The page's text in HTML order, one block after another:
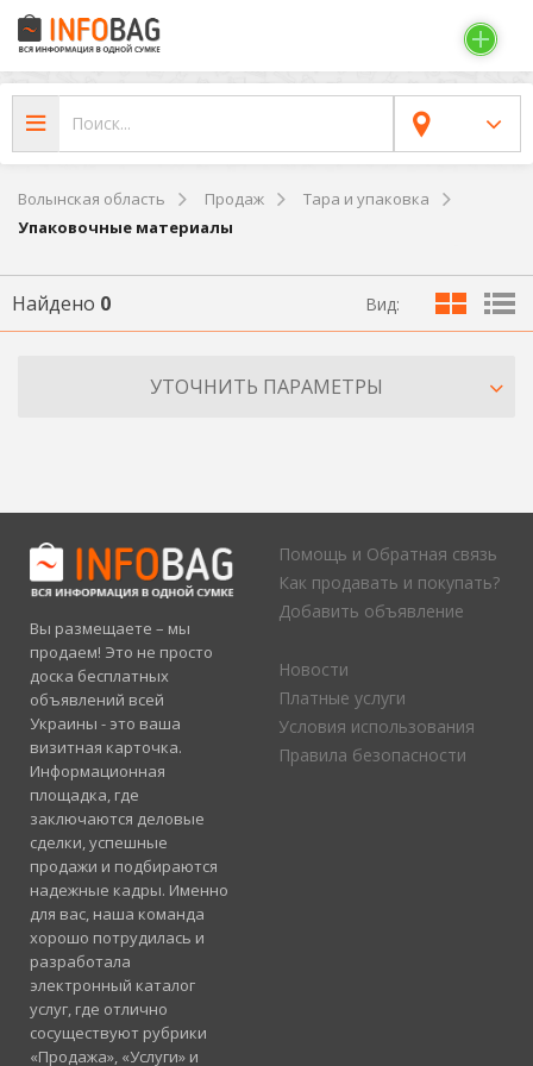
Волынская область Продаж
Тара и упаковка
Упаковочные материалы
Найдено 0 Вид:
УТОЧНИТЬ ПАРАМЕТРЫ
Вы размещаете – мы
продаем! Это не просто
доска бесплатных
объявлений всей
Украины - это ваша
визитная карточка.
Информационная
площадка, где
заключаются деловые
сделки, успешные
продажи и подбираются
надежные кадры. Именно
для вас, наша команда
хорошо потрудилась и
разработала
электронный каталог
услуг, где отлично
сосуществуют рубрики
«Продажа», «Услуги» и
Помощь и Обратная связь
Как продавать и покупать?
Добавить объявление
Новости
Платные услуги
Условия использования
Правила безопасности